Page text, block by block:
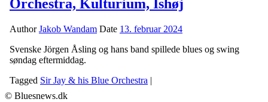
Orchestra, Kulturium, Ishøj
AuthorJakob Wandam Date 13. februar 2024
Svenske Jörgen Åsling og hans band spillede blues og swing
søndag eftermiddag.
Tagged Sir Jay & his Blue Orchestra |
© Bluesnews.dk